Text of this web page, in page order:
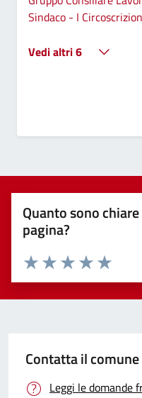
Sindaco - I
Vedi altri 6
Quanto sono
pagina?
Valuta 5
Valuta 4
Valuta 3 stelle
Valuta 2 stelle su 5
Valuta 1 stelle su 5
Contatta il comune
Leggi le domande